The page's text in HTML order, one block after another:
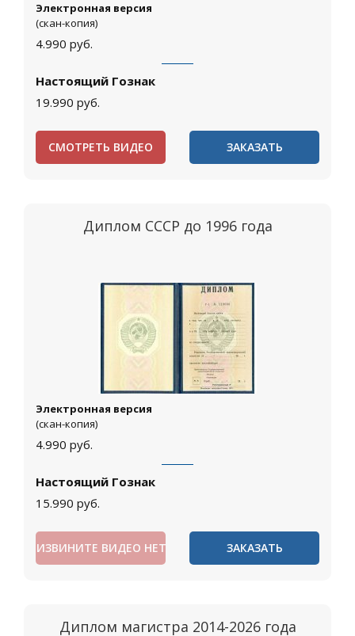
Электронная версия
(скан-копия)
4.990 руб.
Настоящий Гознак
19.990 руб.
СМОТРЕТЬ ВИДЕО ЗАКАЗАТЬ
Диплом СССР до 1996 года
Электронная версия
(скан-копия)
4.990 руб.
Настоящий Гознак
15.990 руб.
ИЗВИНИТЕ ВИДЕО НЕТ ЗАКАЗАТЬ
Диплом магистра 2014-2026 года